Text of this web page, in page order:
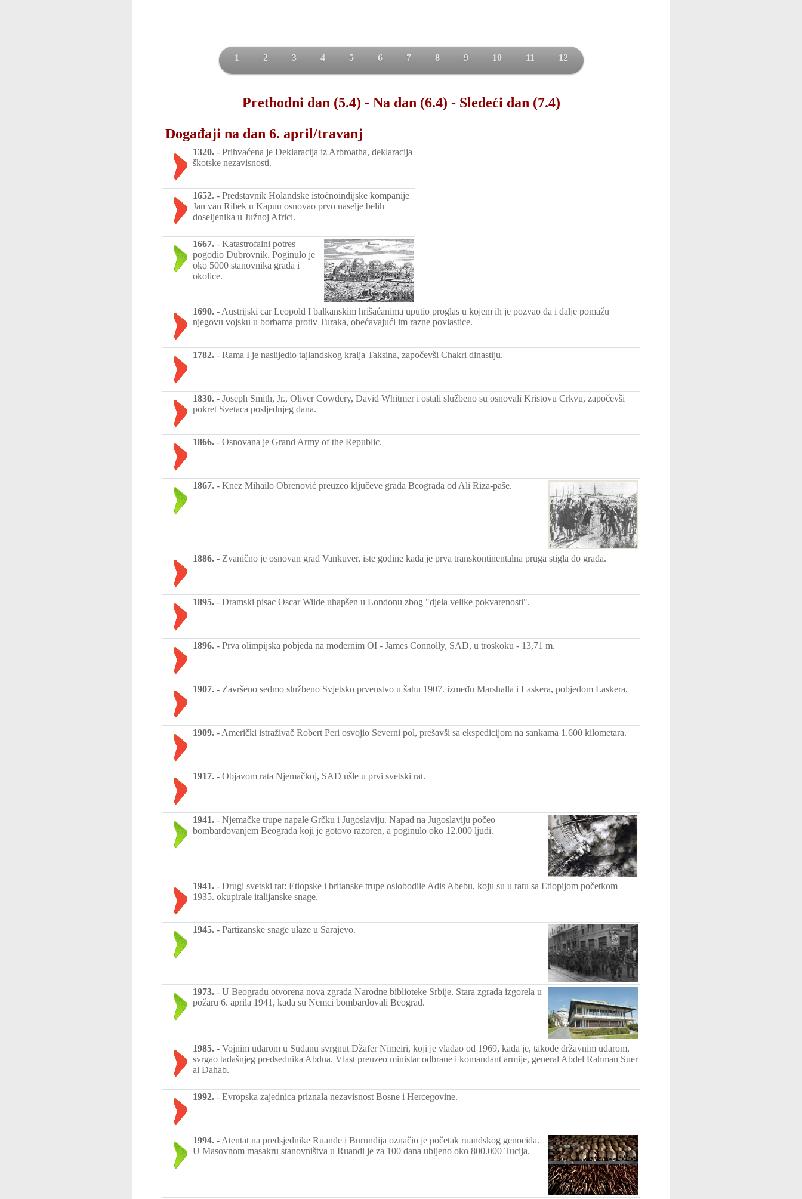
1 2 3 4 5 6 7 8 9 10 11 12
Prethodni dan (5.4) - Na dan (6.4) - Sledeći dan (7.4)
Događaji na dan 6. april/travanj
1320. - Prihvaćena je Deklaracija iz Arbroatha, deklaracija
škotske nezavisnosti.
1652. - Predstavnik Holandske istočnoindijske kompanije
Jan van Ribek u Kapuu osnovao prvo naselje belih
doseljenika u Južnoj Africi.
1667. - Katastrofalni potres
pogodio Dubrovnik. Poginulo je
oko 5000 stanovnika grada i
okolice.
1690. - Austrijski car Leopold I balkanskim hrišaćanima uputio proglas u kojem ih je pozvao da i dalje pomažu
njegovu vojsku u borbama protiv Turaka, obećavajući im razne povlastice.
1782. - Rama I je naslijedio tajlandskog kralja Taksina, započevši Chakri dinastiju.
1830. - Joseph Smith, Jr., Oliver Cowdery, David Whitmer i ostali službeno su osnovali Kristovu Crkvu, započevši
pokret Svetaca posljednjeg dana.
1866. - Osnovana je Grand Army of the Republic.
1867. - Knez Mihailo Obrenović preuzeo ključeve grada Beograda od Ali Riza-paše.
1886. - Zvanično je osnovan grad Vankuver, iste godine kada je prva transkontinentalna pruga stigla do grada.
1895. - Dramski pisac Oscar Wilde uhapšen u Londonu zbog "djela velike pokvarenosti".
1896. - Prva olimpijska pobjeda na modernim OI - James Connolly, SAD, u troskoku - 13,71 m.
1907. - Završeno sedmo službeno Svjetsko prvenstvo u šahu 1907. između Marshalla i Laskera, pobjedom Laskera.
1909. - Američki istraživač Robert Peri osvojio Severni pol, prešavši sa ekspedicijom na sankama 1.600 kilometara.
1917. - Objavom rata Njemačkoj, SAD ušle u prvi svetski rat.
1941. - Njemačke trupe napale Grčku i Jugoslaviju. Napad na Jugoslaviju počeo
bombardovanjem Beograda koji je gotovo razoren, a poginulo oko 12.000 ljudi.
1941. - Drugi svetski rat: Etiopske i britanske trupe oslobodile Adis Abebu, koju su u ratu sa Etiopijom početkom
1935. okupirale italijanske snage.
1945. - Partizanske snage ulaze u Sarajevo.
1973. - U Beogradu otvorena nova zgrada Narodne biblioteke Srbije. Stara zgrada izgorela u
požaru 6. aprila 1941, kada su Nemci bombardovali Beograd.
1985. - Vojnim udarom u Sudanu svrgnut Džafer Nimeiri, koji je vladao od 1969, kada je, takođe državnim udarom,
svrgao tadašnjeg predsednika Abdua. Vlast preuzeo ministar odbrane i komandant armije, general Abdel Rahman Suer
al Dahab.
1992. - Evropska zajednica priznala nezavisnost Bosne i Hercegovine.
1994. - Atentat na predsjednike Ruande i Burundija označio je početak ruandskog genocida.
U Masovnom masakru stanovništva u Ruandi je za 100 dana ubijeno oko 800.000 Tucija.